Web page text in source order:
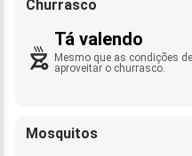
Churrasco
Tá valendo
Mesmo que as condições
aproveitar o churrasco.
Mosquitos